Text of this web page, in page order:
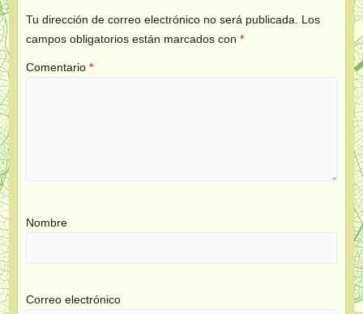
Tu dirección de correo electrónico no será publicada.
Los
campos obligatorios están marcados con *
Comentario *
Nombre
Correo electrónico